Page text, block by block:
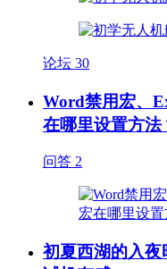
论坛 30
Word禁用宏、
在哪里设置方法
问答 2
初夏西湖的入